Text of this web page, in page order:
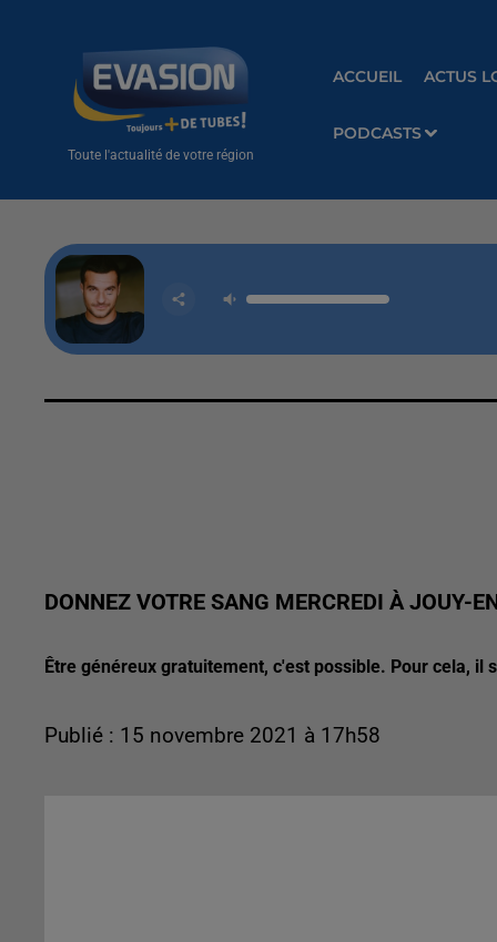
Toute l'actualité de votre région
ACCUEIL ACTUS
PODCASTS
DONNEZ VOTRE SANG MERCREDI À JOUY-
Être généreux gratuitement, c'est possible. Pour cela, il
Publié : 15 novembre 2021 à 17h58